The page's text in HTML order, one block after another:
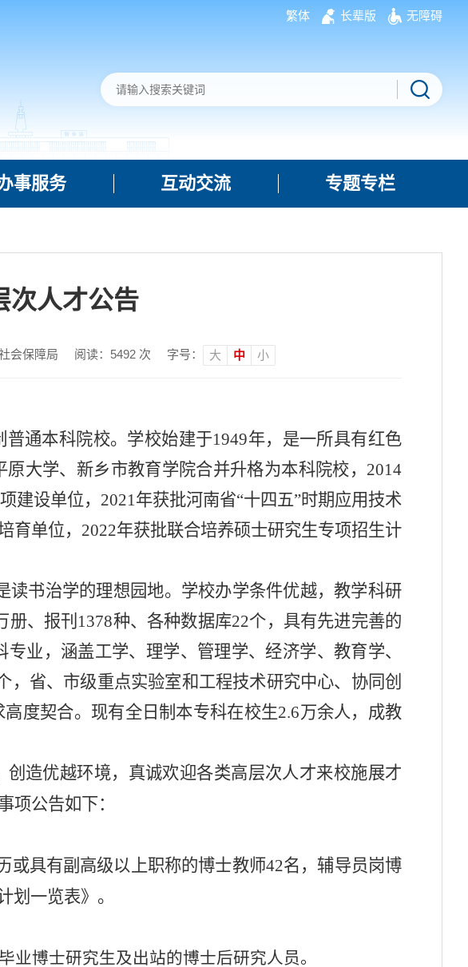
繁体 长辈版 无障碍
事服务 互动交流 专题专栏
次人才公告
会保障局 阅读： 5492次 字号： 大 中 小
通本科院校。学校始建于1949年，是一所具有红色
大学、新乡市教育学院合并升格为本科院校，2014
建设单位，2021年获批河南省“十四五”时期应用技术
育单位，2022年获批联合培养硕士研究生专项招生计
读书治学的理想园地。学校办学条件优越，教学科研
册、报刊1378种、各种数据库22个，具有先进完善的
业，涵盖工学、理学、管理学、经济学、教育学、
省、市级重点实验室和工程技术研究中心、协同创
度契合。现有全日制本专科在校生2.6万余人，成教
造优越环境，真诚欢迎各类高层次人才来校施展才
项公告如下：
或具有副高级以上职称的博士教师42名 ，辅导员岗博
划一览表》 。
业博士研究生及出站的博士后研究人员。